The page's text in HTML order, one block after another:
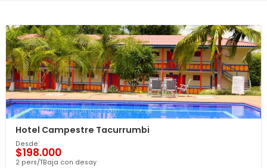
Hotel Campestre Tacurrumbi
Desde:
$198.000
2 pers/TBaja con desay